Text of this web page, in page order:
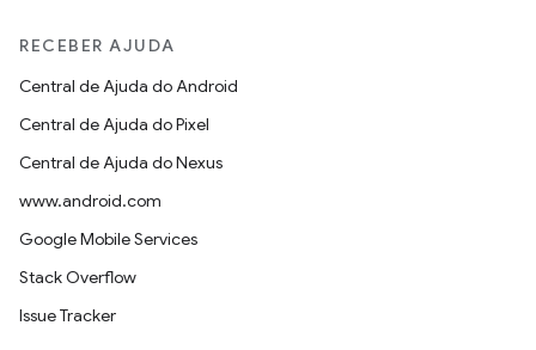
RECEBER AJUDA
Central de Ajuda do Android
Central de Ajuda do Pixel
Central de Ajuda do Nexus
www.android.com
Google Mobile Services
Stack Overflow
Issue Tracker